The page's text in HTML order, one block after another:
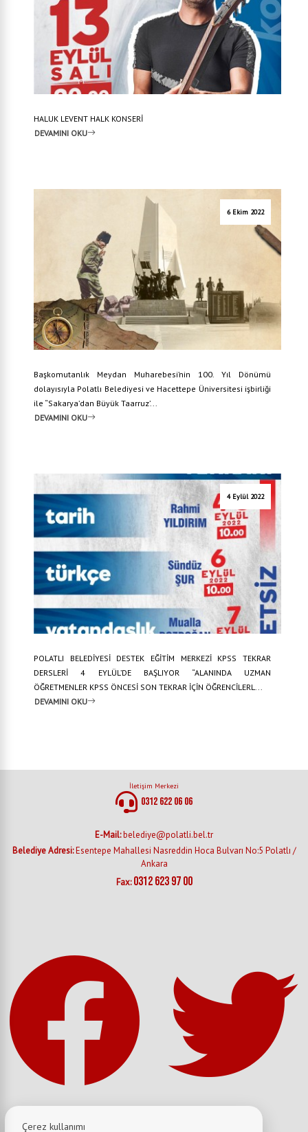
HALUK LEVENT HALK KONSERİ
DEVAMINI OKU
6 Ekim 2022
Başkomutanlık Meydan Muharebesi’nin 100. Yıl Dönümü
dolayısıyla Polatlı Belediyesi ve Hacettepe Üniversitesi işbirliği
ile “Sakarya’dan Büyük Taarruz’...
DEVAMINI OKU
4 Eylül 2022
POLATLI BELEDİYESİ DESTEK EĞİTİM MERKEZİ KPSS TEKRAR
DERSLERİ 4 EYLÜL’DE BAŞLIYOR “ALANINDA UZMAN
ÖĞRETMENLER KPSS ÖNCESİ SON TEKRAR İÇİN ÖĞRENCİLERL...
DEVAMINI OKU
İletişim Merkezi
0312 622 06 06
E-Mail:belediye@polatli.bel.tr
Belediye Adresi:Esentepe Mahallesi Nasreddin Hoca Bulvarı No:5 Polatlı /
Ankara
Fax:0312 623 97 00
Çerez kullanımı